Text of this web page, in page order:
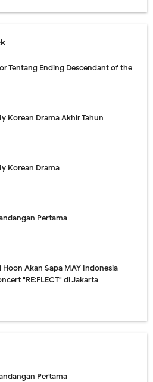
Tentang Ending Descendant of the
Korean Drama Akhir Tahun
Korean Drama
Pertama
Hoon Akan Sapa MAY Indonesia
"RE:FLECT" di Jakarta
Pertama